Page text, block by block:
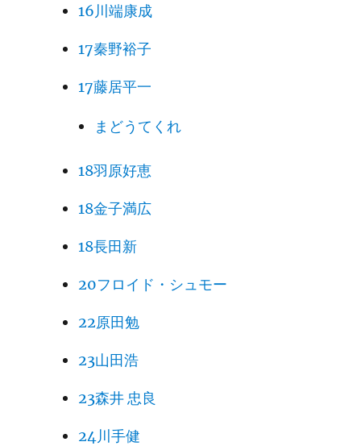
16川端康成
17秦野裕子
17藤居平一
まどうてくれ
18羽原好恵
18金子満広
18長田新
20フロイド・シュモー
22原田勉
23山田浩
23森井 忠良
24川手健